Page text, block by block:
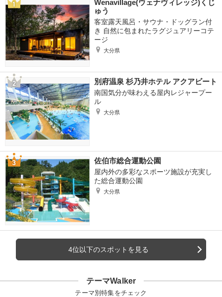
Wenavillage(ウェナヴィレッジ)くじ
ゅう
客室露天風呂・サウナ・ドッグラン付
き 自然に包まれたラグジュアリーコテ
ージ
大分県
別府温泉 杉乃井ホテル アクアビート
南国気分が味わえる屋内レジャープー
ル
大分県
佐伯市総合運動公園
屋内外の多彩なスポーツ施設が充実し
た総合運動公園
大分県
4位以下のスポットを見る
テーマWalker
テーマ別特集をチェック